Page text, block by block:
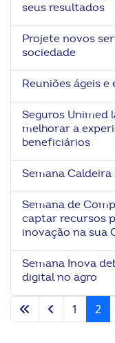
seus resultados
Projete novos
sociedade
Reuniões ágeis e
Seguros Unimed
melhorar a
beneficiários
Semana Caldeira
Semana de
captar recursos
inovação na sua
Semana Inova
digital no agro
1 2